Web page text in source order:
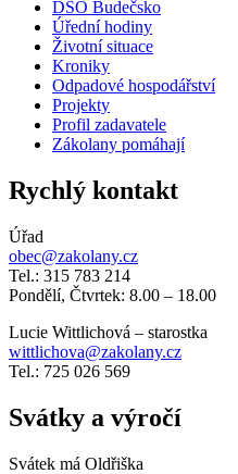
DSO Budečsko
Úřední hodiny
Životní situace
Kroniky
Odpadové hospodářství
Projekty
Profil zadavatele
Zákolany pomáhají
Rychlý kontakt
Úřad
obec@zakolany.cz
Tel.: 315 783 214
Pondělí, Čtvrtek: 8.00 – 18.00
Lucie Wittlichová – starostka
wittlichova@zakolany.cz
Tel.: 725 026 569
Svátky a výročí
Svátek má Oldřiška